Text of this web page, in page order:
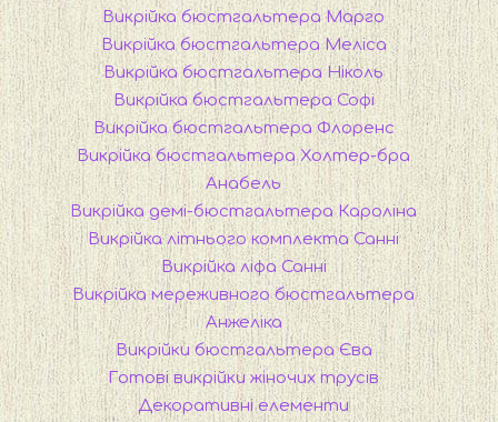
Викрійка бюстгальтера Марго
Викрійка бюстгальтера Меліса
Викрійка бюстгальтера Ніколь
Викрійка бюстгальтера Софі
Викрійка бюстгальтера Флоренс
Викрійка бюстгальтера Холтер-бра
Анабель
Викрійка демі-бюстгальтера Кароліна
Викрійка літнього комплекта Санні
Викрійка ліфа Санні
Викрійка мереживного бюстгальтера
Анжеліка
Викрійки бюстгальтера Єва
Готові викрійки жіночих трусів
Декоративні елементи